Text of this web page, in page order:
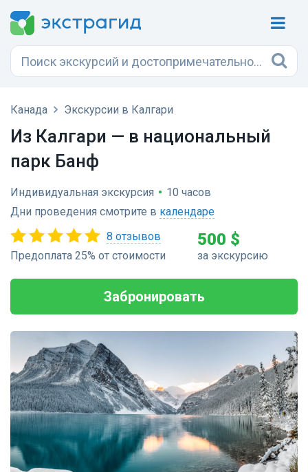
Канада Экскурсии в Калгари
Из Калгари — в национальный
парк Банф
Индивидуальная экскурсия • 10 часов
Дни проведения смотрите в календаре
8 отзывов
Предоплата 25% от стоимости
500 $
за экскурсию
Забронировать